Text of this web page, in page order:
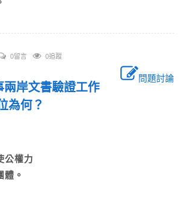
0留言 0追蹤
問題討論
兩岸文書驗證工作
為何？
公權力
體。